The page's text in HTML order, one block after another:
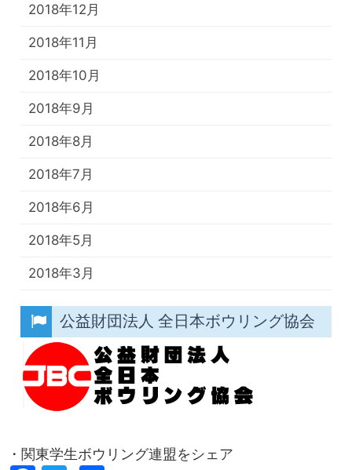
2018年12月
2018年11月
2018年10月
2018年9月
2018年8月
2018年7月
2018年6月
2018年5月
2018年3月
公益財団法人 全日本ボウリング協会
・関東学生ボウリング連盟をシェア